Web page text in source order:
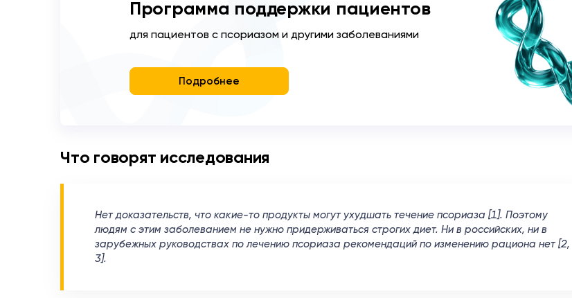
Программа поддержки пациентов
для пациентов с псориазом и другими заболеваниями
Подробнее
Что говорят исследования
Нет доказательств, что какие-то продукты могут ухудшать течение псориаза [1]. Поэтому
людям с этим заболеванием не нужно придерживаться строгих диет. Ни в российских, ни в
зарубежных руководствах по лечению псориаза рекомендаций по изменению рациона нет [2,
3].